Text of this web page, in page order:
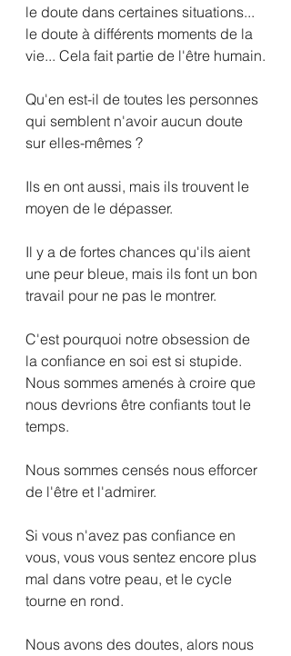
le doute dans certaines situations...
le doute à différents moments de la
vie... Cela fait partie de l'être humain.
Qu'en est-il de toutes les personnes
qui semblent n'avoir aucun doute
sur elles-mêmes ?
Ils en ont aussi, mais ils trouvent le
moyen de le dépasser.
Il y a de fortes chances qu'ils aient
une peur bleue, mais ils font un bon
travail pour ne pas le montrer.
C'est pourquoi notre obsession de
la confiance en soi est si stupide.
Nous sommes amenés à croire que
nous devrions être confiants tout le
temps.
Nous sommes censés nous efforcer
de l'être et l'admirer.
Si vous n'avez pas confiance en
vous, vous vous sentez encore plus
mal dans votre peau, et le cycle
tourne en rond.
Nous avons des doutes, alors nous